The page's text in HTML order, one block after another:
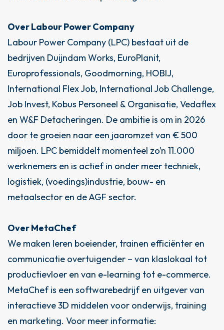
Over Labour Power Company
Labour Power Company (LPC) bestaat uit de
bedrijven Duijndam Works, EuroPlanit,
Europrofessionals, Goodmorning, HOBIJ,
International Flex Job, International Job Challenge,
Job Invest, Kobus Personeel & Organisatie, Vedaflex
en W&F Detacheringen. De ambitie is om in 2026
door te groeien naar een jaaromzet van € 500
miljoen. LPC bemiddelt momenteel zo’n 11.000
werknemers en is actief in onder meer techniek,
logistiek, (voedings)industrie, bouw- en
metaalsector en de AGF sector.
Over MetaChef
We maken leren boeiender, trainen efficiënter en
communicatie overtuigender – van klaslokaal tot
productievloer en van e-learning tot e-commerce.
MetaChef is een softwarebedrijf en uitgever van
interactieve 3D middelen voor onderwijs, training
en marketing. Voor meer informatie: